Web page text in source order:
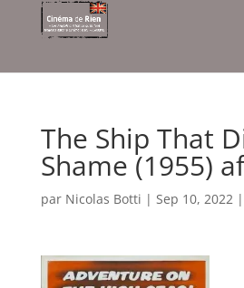
The Ship That
Shame (1955)
par Nicolas Botti | Sep 10, 2022|